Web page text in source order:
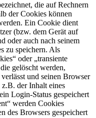
die auf Rechnern
der Cookies können
Ein Cookie dient
(bzw. dem Gerät auf
oder auch nach seinem
zu speichern. Als
oder „transiente
gelöscht werden,
und seinen Browser
der Inhalt eines
Login-Status gespeichert
werden Cookies
des Browsers gespeichert